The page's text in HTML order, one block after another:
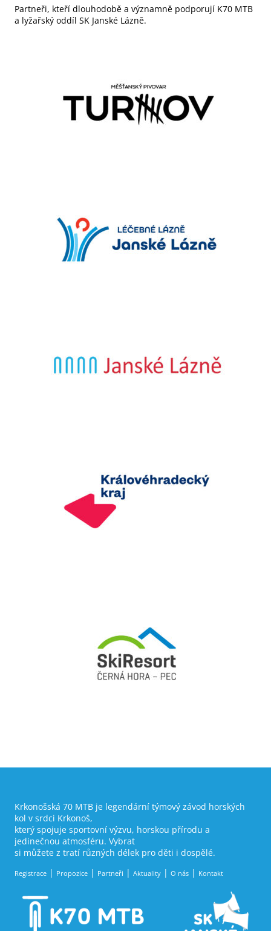
Partneři, kteří dlouhodobě a významně podporují K70 MTB
a lyžařský oddíl SK Janské Lázně.
Krkonošská 70 MTB je legendární týmový závod horských
kol v srdci Krkonoš,
který spojuje sportovní výzvu, horskou přírodu a
jedinečnou atmosféru. Vybrat
si můžete z tratí různých délek pro děti i dospělé.
Registrace Propozice Partneři Aktuality O nás Kontakt